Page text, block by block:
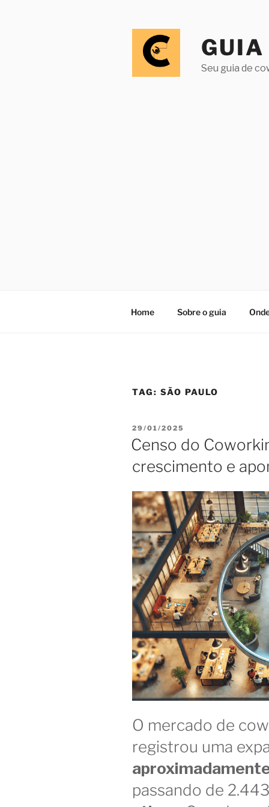
GUIA
Seu guia de
Home Sobre o guia
TAG: SÃO PAULO
PUBLICADO
EM
29/01/2025
Censo do
crescimento e
O mercado de
registrou uma
passando de